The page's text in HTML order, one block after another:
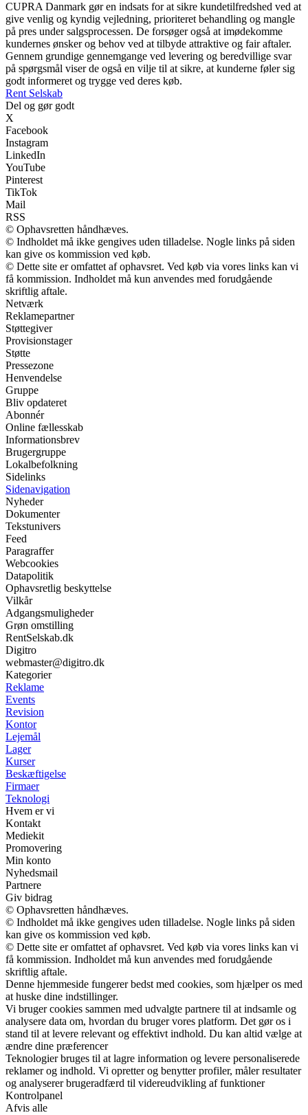
CUPRA Danmark gør en indsats for at sikre kundetilfredshed ved at
give venlig og kyndig vejledning, prioriteret behandling og mangle
på pres under salgsprocessen. De forsøger også at imødekomme
kundernes ønsker og behov ved at tilbyde attraktive og fair aftaler.
Gennem grundige gennemgange ved levering og beredvillige svar
på spørgsmål viser de også en vilje til at sikre, at kunderne føler sig
godt informeret og trygge ved deres køb.
Rent Selskab
Del og gør godt
X
Facebook
Instagram
LinkedIn
YouTube
Pinterest
TikTok
Mail
RSS
© Ophavsretten håndhæves.
© Indholdet må ikke gengives uden tilladelse. Nogle links på siden
kan give os kommission ved køb.
© Dette site er omfattet af ophavsret. Ved køb via vores links kan vi
få kommission. Indholdet må kun anvendes med forudgående
skriftlig aftale.
Netværk
Reklamepartner
Støttegiver
Provisionstager
Støtte
Pressezone
Henvendelse
Gruppe
Bliv opdateret
Abonnér
Online fællesskab
Informationsbrev
Brugergruppe
Lokalbefolkning
Sidelinks
Sidenavigation
Nyheder
Dokumenter
Tekstunivers
Feed
Paragraffer
Webcookies
Datapolitik
Ophavsretlig beskyttelse
Vilkår
Adgangsmuligheder
Grøn omstilling
RentSelskab.dk
Digitro
webmaster@digitro.dk
Kategorier
Reklame
Events
Revision
Kontor
Lejemål
Lager
Kurser
Beskæftigelse
Firmaer
Teknologi
Hvem er vi
Kontakt
Mediekit
Promovering
Min konto
Nyhedsmail
Partnere
Giv bidrag
© Ophavsretten håndhæves.
© Indholdet må ikke gengives uden tilladelse. Nogle links på siden
kan give os kommission ved køb.
© Dette site er omfattet af ophavsret. Ved køb via vores links kan vi
få kommission. Indholdet må kun anvendes med forudgående
skriftlig aftale.
Denne hjemmeside fungerer bedst med cookies, som hjælper os med
at huske dine indstillinger.
Vi bruger cookies sammen med udvalgte partnere til at indsamle og
analysere data om, hvordan du bruger vores platform. Det gør os i
stand til at levere relevant og effektivt indhold. Du kan altid vælge at
ændre dine præferencer
Teknologier bruges til at lagre information og levere personaliserede
reklamer og indhold. Vi opretter og benytter profiler, måler resultater
og analyserer brugeradfærd til videreudvikling af funktioner
Kontrolpanel
Afvis alle